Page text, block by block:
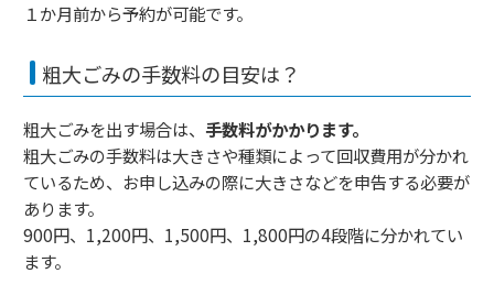
１か月前から予約が可能です。
粗大ごみの手数料の目安は？
粗大ごみを出す場合は、 手数料がかかります。
粗大ごみの手数料は大きさや種類によって回収費用が分かれ
ているため、お申し込みの際に大きさなどを申告する必要が
あります。
900円、1,200円、1,500円、1,800円の4段階に分かれてい
ます。